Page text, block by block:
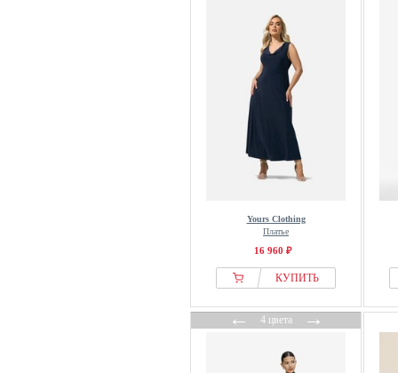
Yours Clothing
Платье
16 960 ₽
КУПИТЬ
←4 цвета→